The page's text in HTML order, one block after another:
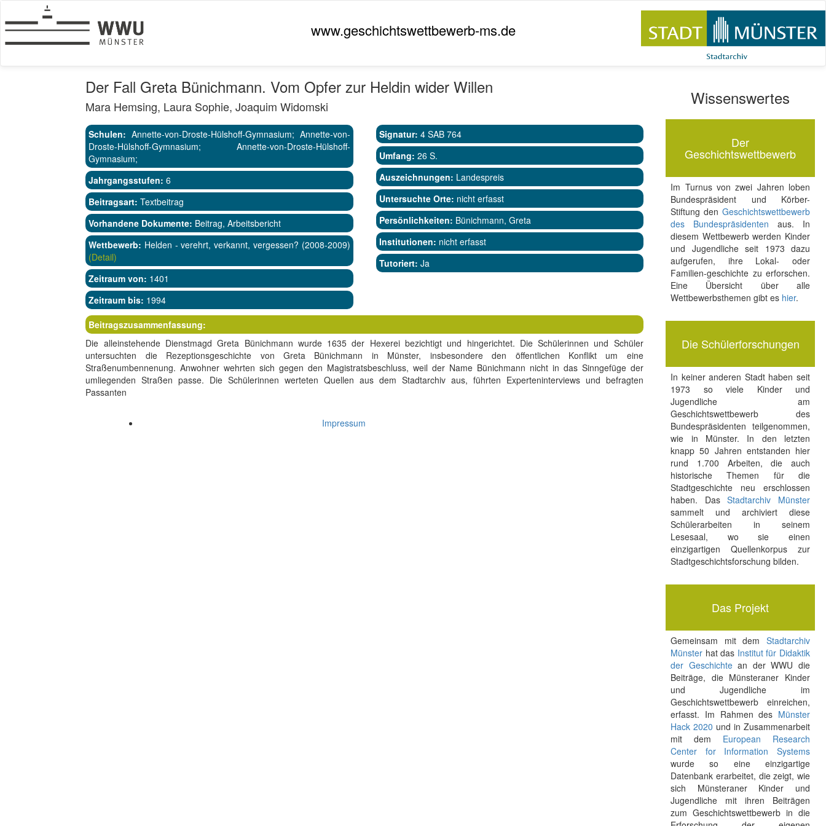
www.geschichtswettbewerb-ms.de
Der Fall Greta Bünichmann. Vom Opfer zur Heldin wider Willen
Mara Hemsing, Laura Sophie, Joaquim Widomski
Schulen: Annette-von-Droste-Hülshoff-Gymnasium; Annette-von-
Droste-Hülshoff-Gymnasium; Annette-von-Droste-Hülshoff-
Gymnasium;
Jahrgangsstufen: 6
Beitragsart: Textbeitrag
Vorhandene Dokumente: Beitrag, Arbeitsbericht
Wettbewerb: Helden - verehrt, verkannt, vergessen? (2008-2009)
(Detail)
Zeitraum von: 1401
Zeitraum bis: 1994
Signatur: 4 SAB 764
Umfang: 26 S.
Auszeichnungen: Landespreis
Untersuchte Orte: nicht erfasst
Persönlichkeiten: Bünichmann, Greta
Institutionen: nicht erfasst
Tutoriert: Ja
Beitragszusammenfassung:
Die alleinstehende Dienstmagd Greta Bünichmann wurde 1635 der Hexerei bezichtigt und hingerichtet. Die Schülerinnen und Schüler
untersuchten die Rezeptionsgeschichte von Greta Bünichmann in Münster, insbesondere den öffentlichen Konflikt um eine
Straßenumbennenung. Anwohner wehrten sich gegen den Magistratsbeschluss, weil der Name Bünichmann nicht in das Sinngefüge der
umliegenden Straßen passe. Die Schülerinnen werteten Quellen aus dem Stadtarchiv aus, führten Experteninterviews und befragten
Passanten
Wissenswertes
Der
Geschichtswettbewerb
Im Turnus von zwei Jahren loben
Bundespräsident und Körber-
Stiftung den Geschichtswettbewerb
des Bundespräsidenten aus. In
diesem Wettbewerb werden Kinder
und Jugendliche seit 1973 dazu
aufgerufen, ihre Lokal- oder
Familien-geschichte zu erforschen.
Eine Übersicht über alle
Wettbewerbsthemen gibt es hier.
Die Schülerforschungen
In keiner anderen Stadt haben seit
1973 so viele Kinder und
Jugendliche am
Geschichtswettbewerb des
Bundespräsidenten teilgenommen,
wie in Münster. In den letzten
knapp 50 Jahren entstanden hier
rund 1.700 Arbeiten, die auch
historische Themen für die
Stadtgeschichte neu erschlossen
haben. DasStadtarchiv Münster
sammelt und archiviert diese
Schülerarbeiten in seinem
Lesesaal, wo sie einen
einzigartigen Quellenkorpus zur
Stadtgeschichtsforschung bilden.
Das Projekt
Gemeinsam mit dem Stadtarchiv
Münster hat das Institut für Didaktik
der Geschichtean der WWU die
Beiträge, die Münsteraner Kinder
und Jugendliche im
Geschichtswettbewerb einreichen,
erfasst. Im Rahmen des Münster
Hack 2020 und in Zusammenarbeit
mit dem European Research
Center for Information Systems
wurde so eine einzigartige
Datenbank erarbeitet, die zeigt, wie
sich Münsteraner Kinder und
Jugendliche mit ihren Beiträgen
zum Geschichtswettbewerb in die
Impressum